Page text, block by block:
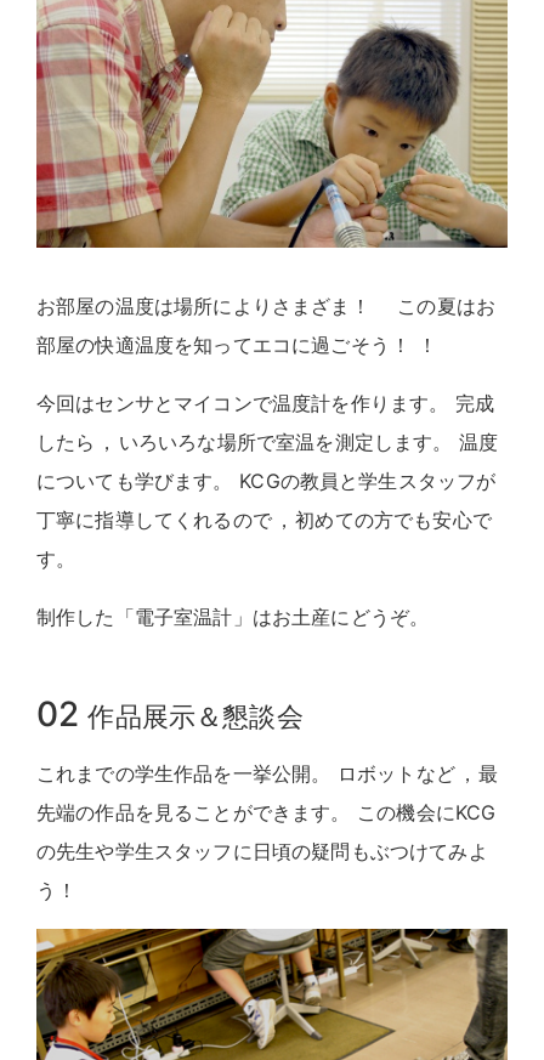
お部屋の温度は場所によりさまざま ！
この夏はお
部屋の快適温度を知ってエコに過ごそう ！ ！
今回はセンサとマイコンで温度計を作ります。
完成
したら ， いろいろな場所で室温を測定します。
温度
についても学びます。
KCGの教員と学生スタッフが
丁寧に指導してくれるので ， 初めての方でも安心で
す。
制作した「電子室温計」はお土産にどうぞ。
02作品展示＆懇談会
これまでの学生作品を一挙公開。 ロボットなど ， 最
先端の作品を見ることができます。
この機会にKCG
の先生や学生スタッフに日頃の疑問もぶつけてみよ
う ！